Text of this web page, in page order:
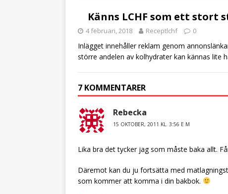
o
k
Känns LCHF som ett stort
4 februari, 2018 Receptlchf 0
Inlägget innehåller reklam genom
större andelen av kolhydrater kan kännas lite
7 KOMMENTARER
Rebecka
15 OKTOBER, 2011 KL. 3:56 E M
Lika bra det tycker jag som måste baka allt.
Däremot kan du ju fortsätta med
som kommer att komma i din bakbok.